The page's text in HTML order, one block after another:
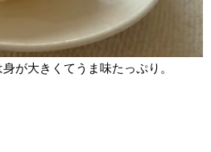
が大きくてうま味たっぷり。